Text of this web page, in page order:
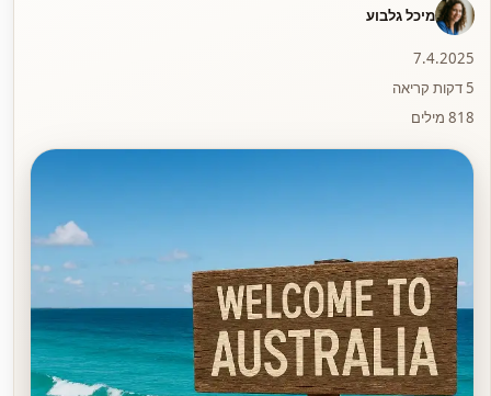
מיכל גלבוע
7.4.2025
5 דקות קריאה
818 מילים